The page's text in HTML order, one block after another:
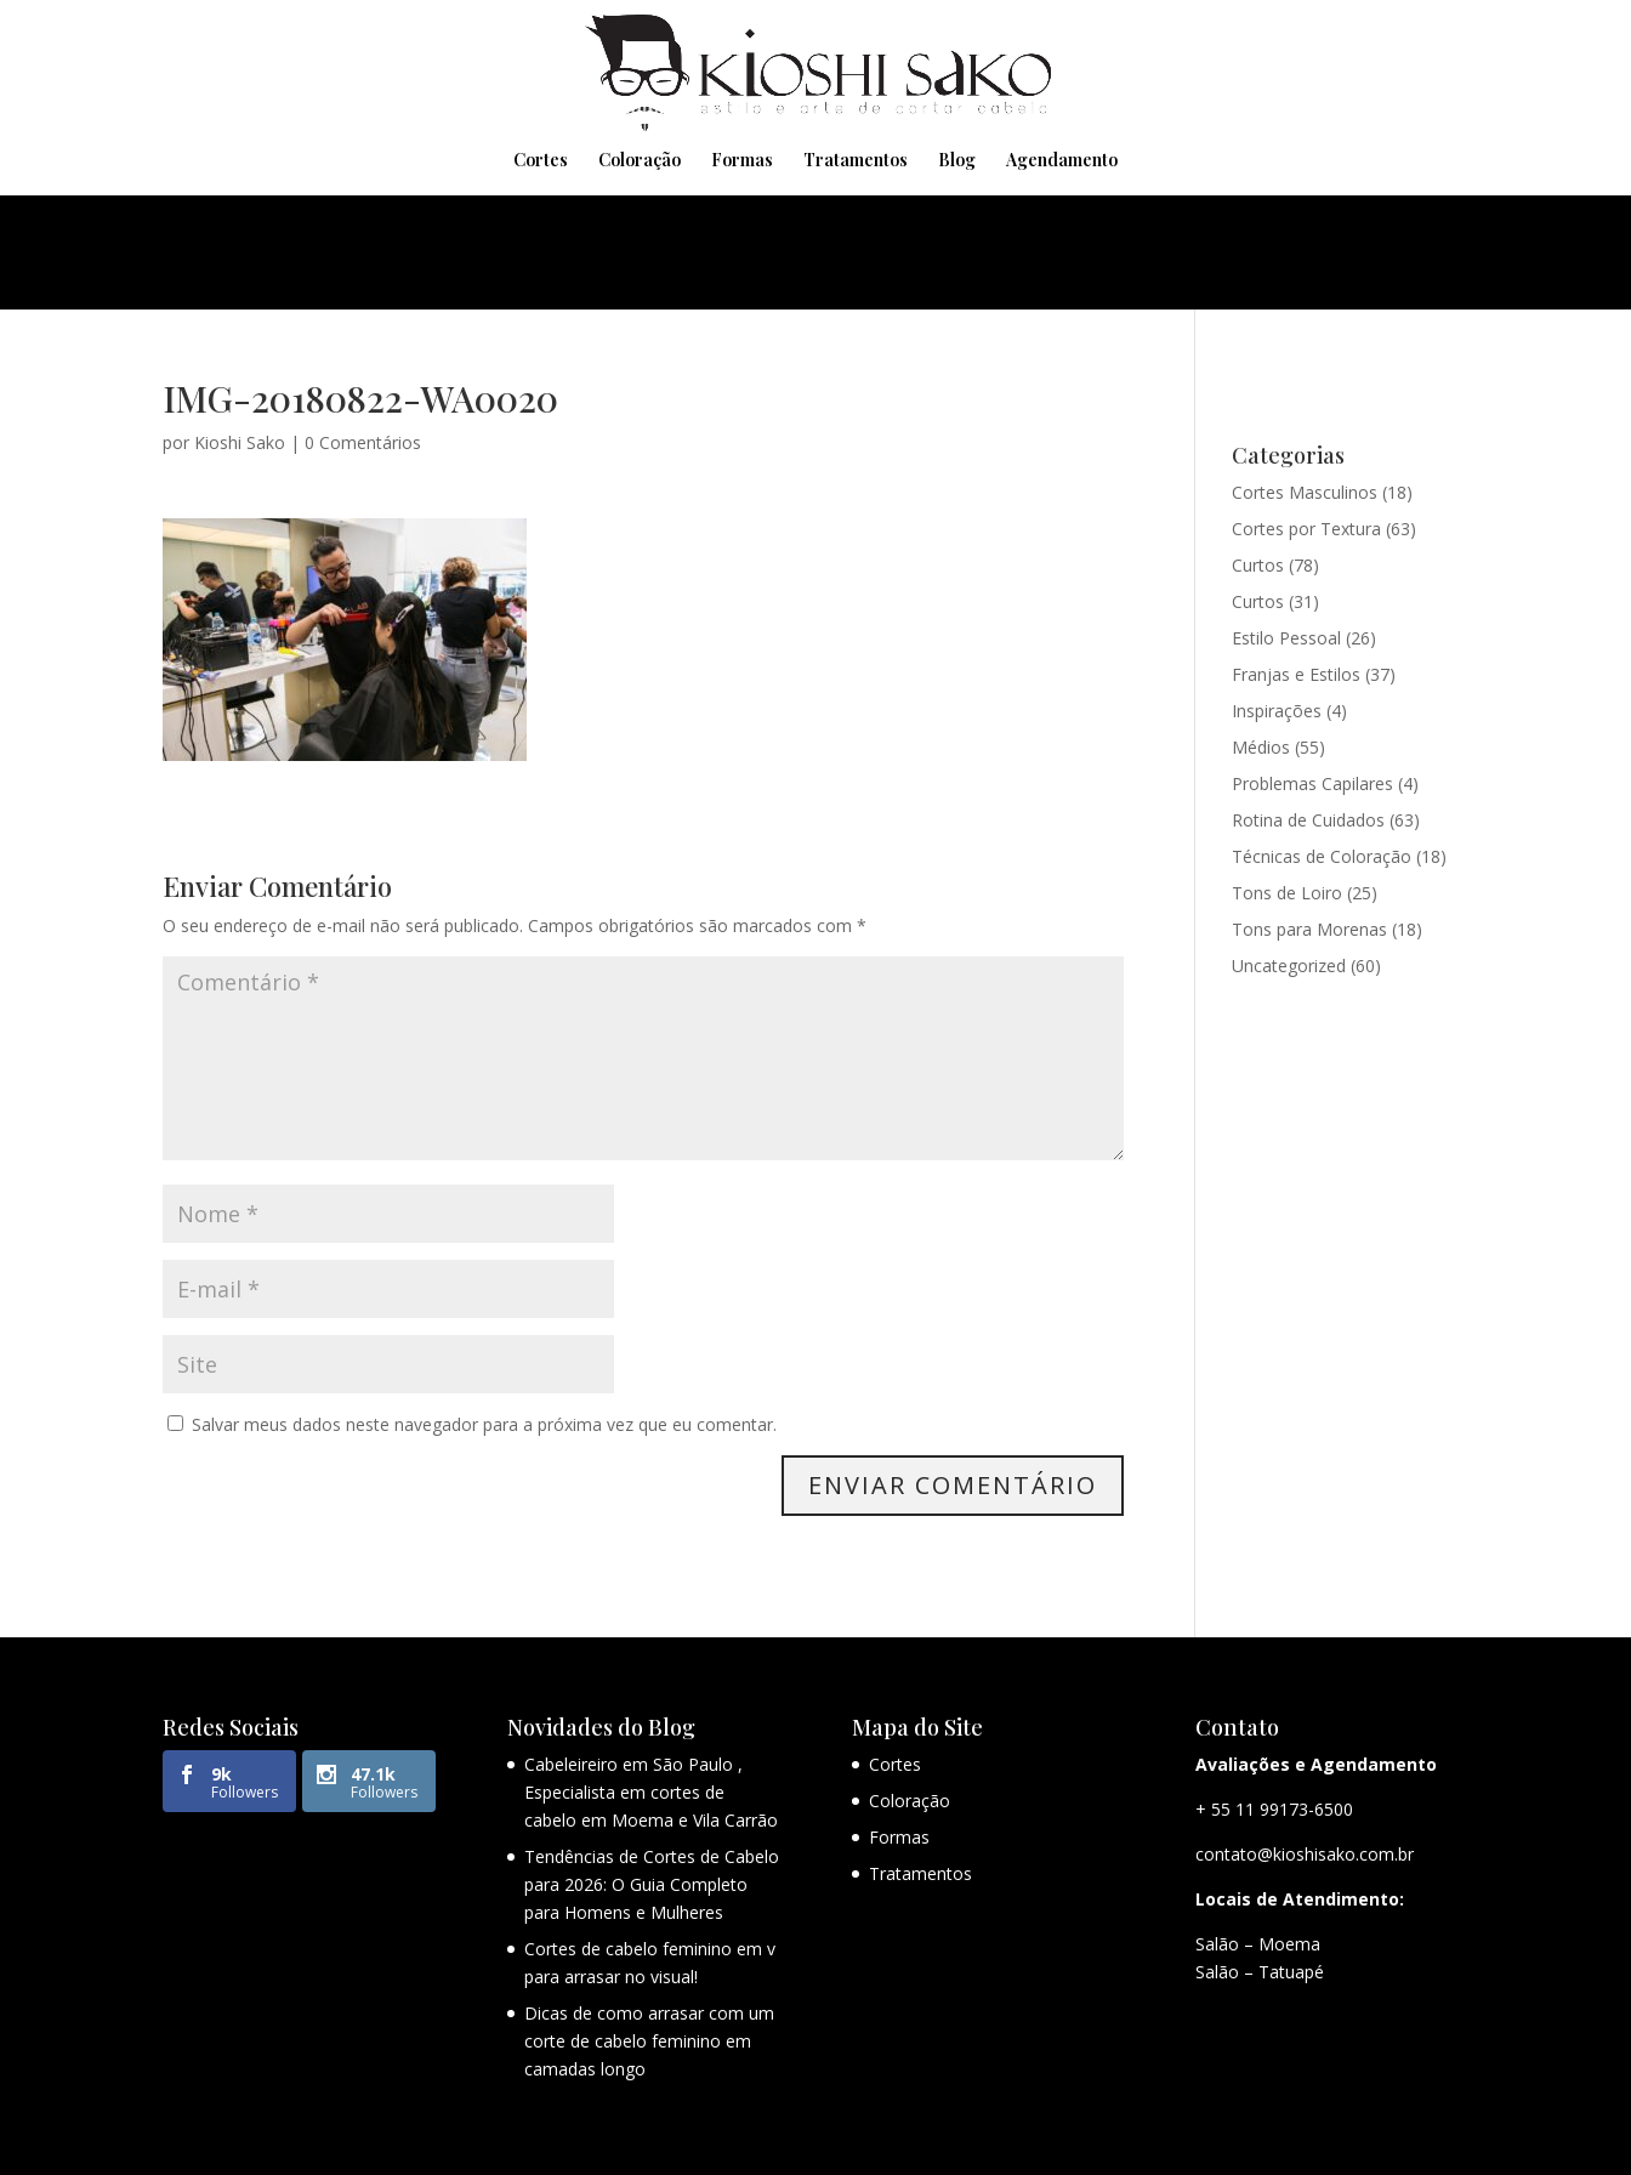
Cortes Coloração Formas Tratamentos Blog Agendamento
IMG-20180822-WA0020
por Kioshi Sako | 0 Comentários
Enviar Comentário
O seu endereço de e-mail não será publicado. Campos obrigatórios são marcados com*
Salvar meus dados neste navegador para a próxima vez que eu comentar.
Categorias
Cortes Masculinos (18)
Cortes por Textura (63)
Curtos (78)
Curtos (31)
Estilo Pessoal (26)
Franjas e Estilos (37)
Inspirações (4)
Médios (55)
Problemas Capilares (4)
Rotina de Cuidados (63)
Técnicas de Coloração (18)
Tons de Loiro (25)
Tons para Morenas (18)
Uncategorized (60)
Redes Sociais
9k
Followers
47.1k
Followers
Novidades do Blog
Cabeleireiro em São Paulo ,
Especialista em cortes de
cabelo em Moema e Vila Carrão
Tendências de Cortes de Cabelo
para 2026: O Guia Completo
para Homens e Mulheres
Cortes de cabelo feminino em v
para arrasar no visual!
Dicas de como arrasar com um
corte de cabelo feminino em
camadas longo
Mapa do Site
Cortes
Coloração
Formas
Tratamentos
Contato
Avaliações e Agendamento
+ 55 11 99173-6500
contato@kioshisako.com.br
Locais de Atendimento:
Salão – Moema
Salão – Tatuapé
Pensando em transformar seu Visual??
Agende pelo Whatsapp